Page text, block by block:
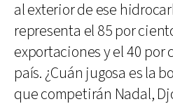
al exterior de ese
representa el 85 por
exportaciones y el 40 por
país. ¿Cuán jugosa es la
que competirán Nadal,